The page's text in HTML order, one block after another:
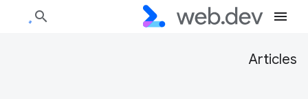
Articles